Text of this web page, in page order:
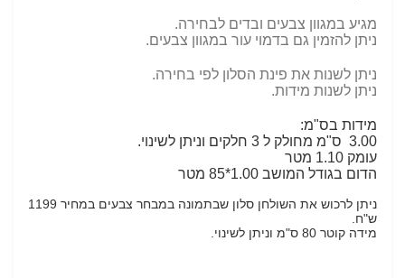
מגיע במגוון צבעים ובדים לבחירה.
ניתן להזמין גם בדמוי עור במגוון צבעים.
ניתן לשנות את פינת הסלון לפי בחירה.
ניתן לשנות מידות.
מידות בס"מ:
3.00 ס"מ מחולק ל 3 חלקים וניתן לשינוי.
עומק 1.10 מטר
הדום בגודל המושב 1.00*85 מטר
ניתן לרכוש את השולחן סלון שבתמונה במבחר צבעים במחיר 1199
ש"ח.
מידה קוטר 80 ס"מ וניתן לשינוי.